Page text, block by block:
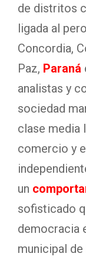
de distritos
ligada al
Concordia,
Paz, Paraná
analistas y
sociedad
clase media
comercio y
un
sofisticado
democracia
municipal